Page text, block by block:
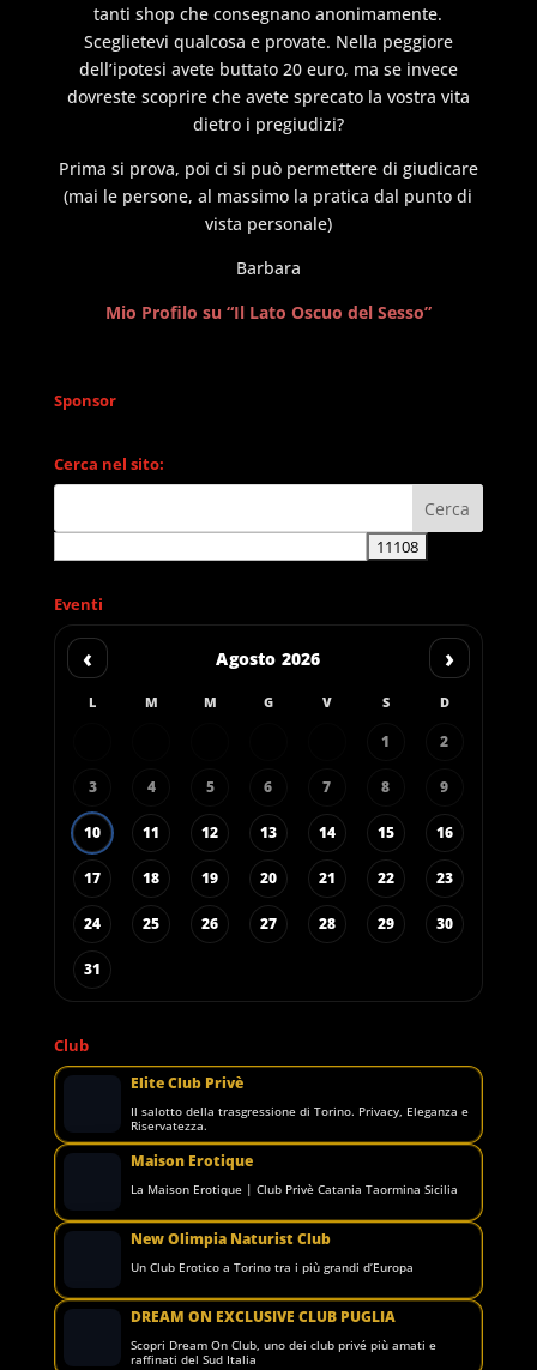
tanti shop che consegnano anonimamente.
Sceglietevi qualcosa e provate. Nella peggiore
dell’ipotesi avete buttato 20 euro, ma se invece
dovreste scoprire che avete sprecato la vostra vita
dietro i pregiudizi?
Prima si prova, poi ci si può permettere di giudicare
(mai le persone, al massimo la pratica dal punto di
vista personale)
Barbara
Mio Profilo su “Il Lato Oscuo del Sesso”
Sponsor
Cerca nel sito:
Eventi
‹ Agosto 2026 ›
L M M G V S D
1 2
3 4 5 6 7 8 9
10 11 12 13 14 15 16
17 18 19 20 21 22 23
24 25 26 27 28 29 30
31
Club
Elite Club Privè
Il salotto della trasgressione di Torino. Privacy, Eleganza e
Riservatezza.
Maison Erotique
La Maison Erotique | Club Privè Catania Taormina Sicilia
New Olimpia Naturist Club
Un Club Erotico a Torino tra i più grandi d’Europa
DREAM ON EXCLUSIVE CLUB PUGLIA
Scopri Dream On Club, uno dei club privé più amati e
raffinati del Sud Italia